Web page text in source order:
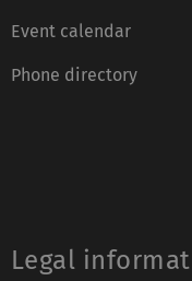
Event calendar
Phone directory
Legal